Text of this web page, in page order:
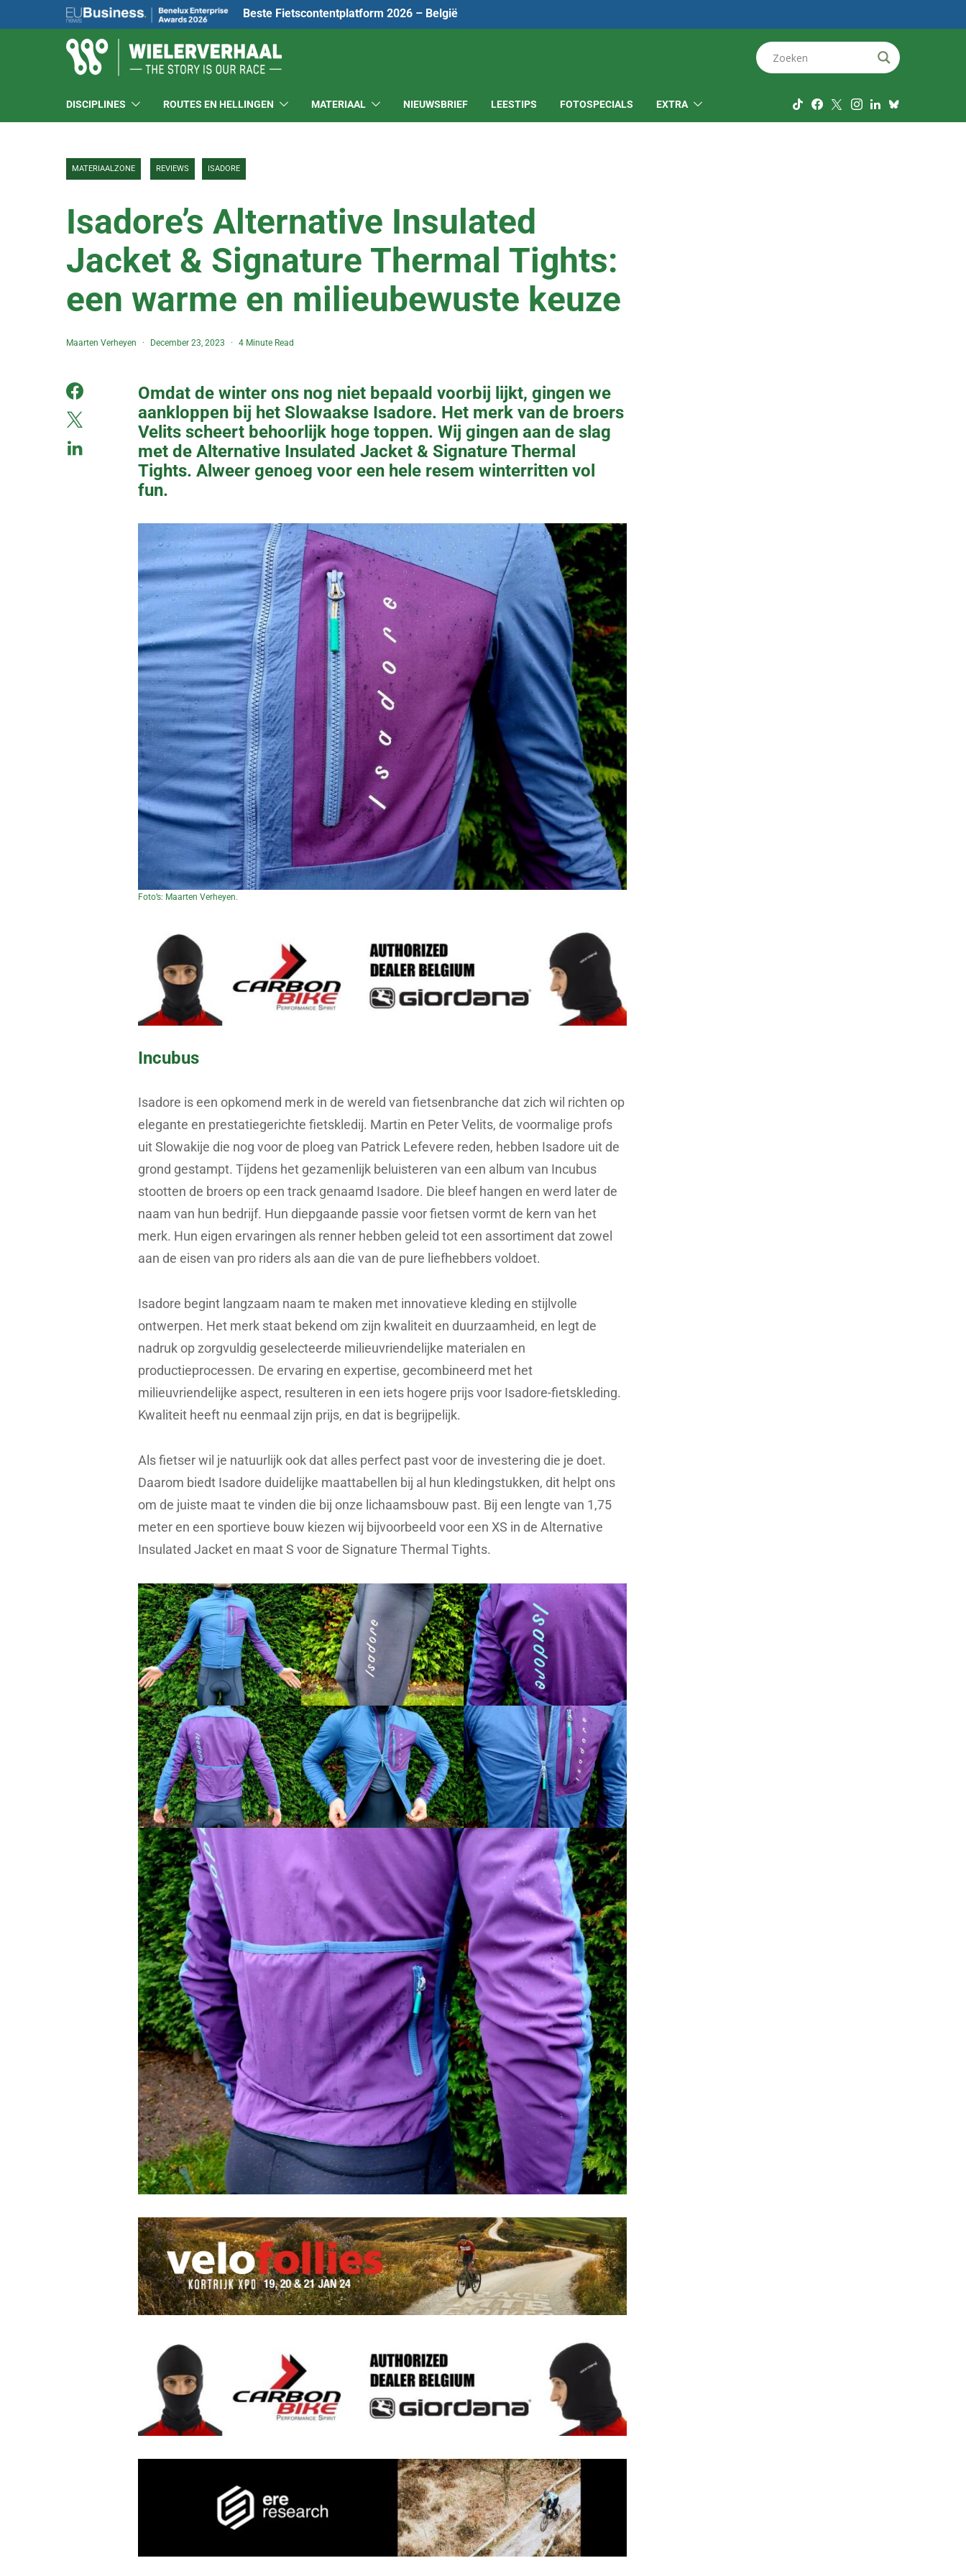
Beste Fietscontentplatform 2026 – België
DISCIPLINES ROUTES EN HELLINGEN MATERIAAL NIEUWSBRIEF LEESTIPS FOTOSPECIALS EXTRA
MATERIAALZONE REVIEWS ISADORE
Isadore’s Alternative Insulated
Jacket & Signature Thermal Tights:
een warme en milieubewuste keuze
Maarten Verheyen December 23, 2023 4 Minute Read
Omdat de winter ons nog niet bepaald voorbij lijkt, gingen we
aankloppen bij het Slowaakse Isadore. Het merk van de broers
Velits scheert behoorlijk hoge toppen. Wij gingen aan de slag
met de Alternative Insulated Jacket & Signature Thermal
Tights. Alweer genoeg voor een hele resem winterritten vol
fun.
Foto’s: Maarten Verheyen.
Incubus
Isadore is een opkomend merk in de wereld van fietsenbranche dat zich wil richten op
elegante en prestatiegerichte fietskledij. Martin en Peter Velits, de voormalige profs
uit Slowakije die nog voor de ploeg van Patrick Lefevere reden, hebben Isadore uit de
grond gestampt. Tijdens het gezamenlijk beluisteren van een album van Incubus
stootten de broers op een track genaamd Isadore. Die bleef hangen en werd later de
naam van hun bedrijf. Hun diepgaande passie voor fietsen vormt de kern van het
merk. Hun eigen ervaringen als renner hebben geleid tot een assortiment dat zowel
aan de eisen van pro riders als aan die van de pure liefhebbers voldoet.
Isadore begint langzaam naam te maken met innovatieve kleding en stijlvolle
ontwerpen. Het merk staat bekend om zijn kwaliteit en duurzaamheid, en legt de
nadruk op zorgvuldig geselecteerde milieuvriendelijke materialen en
productieprocessen. De ervaring en expertise, gecombineerd met het
milieuvriendelijke aspect, resulteren in een iets hogere prijs voor Isadore-fietskleding.
Kwaliteit heeft nu eenmaal zijn prijs, en dat is begrijpelijk.
Als fietser wil je natuurlijk ook dat alles perfect past voor de investering die je doet.
Daarom biedt Isadore duidelijke maattabellen bij al hun kledingstukken, dit helpt ons
om de juiste maat te vinden die bij onze lichaamsbouw past. Bij een lengte van 1,75
meter en een sportieve bouw kiezen wij bijvoorbeeld voor een XS in de Alternative
Insulated Jacket en maat S voor de Signature Thermal Tights.